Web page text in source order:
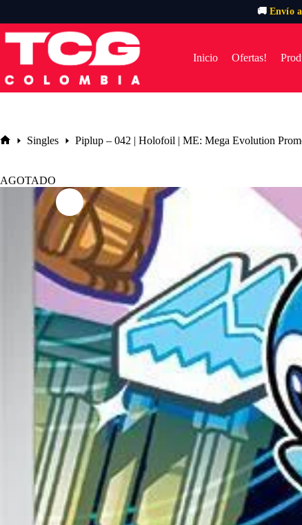
🚚 Envío
al
Inicio Ofertas!
Singles Piplup – 042 | Holofoil | ME: Mega Evolution
AGOTADO